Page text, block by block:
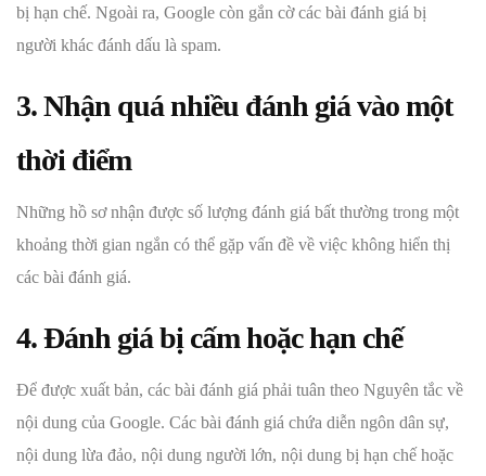
bị hạn chế. Ngoài ra, Google còn gắn cờ các bài đánh giá bị
người khác đánh dấu là spam.
3. Nhận quá nhiều đánh giá vào một
thời điểm
Những hồ sơ nhận được số lượng đánh giá bất thường trong một
khoảng thời gian ngắn có thể gặp vấn đề về việc không hiển thị
các bài đánh giá.
4. Đánh giá bị cấm hoặc hạn chế
Để được xuất bản, các bài đánh giá phải tuân theo Nguyên tắc về
nội dung của Google. Các bài đánh giá chứa diễn ngôn dân sự,
nội dung lừa đảo, nội dung người lớn, nội dung bị hạn chế hoặc